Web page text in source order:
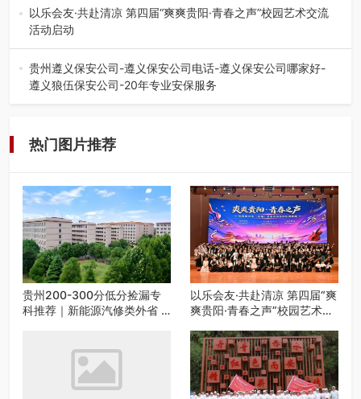
的省内工科、新能源汽车…
以乐会友·共赴清凉 第四届“爽爽贵阳·青春之声”校园艺术交流
活动启动
七月的贵阳，清风送爽，第四届“爽爽贵阳·青春之声”校园管
弦乐（合唱）艺术交流活动…
贵州遵义保安公司-遵义保安公司电话-遵义保安公司哪家好-
遵义狼伍保安公司-20年专业安保服务
热门图片推荐
贵州200-300分低分捡漏专
科推荐｜新能源汽修类外省 5
以乐会友·共赴清凉 第四届“爽
爽贵阳·青春之声”校园艺术交